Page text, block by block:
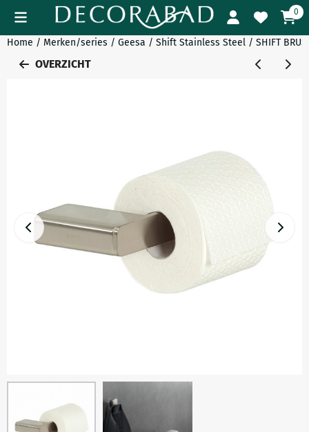
Cookievoorkeuren zijn momenteel gesloten. 0
Home / Merken/series / Geesa / Shift Stainless Steel / SHIFT
OVERZICHT